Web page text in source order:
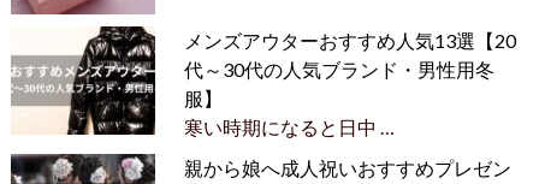
メンズアウターおすすめ人気13選【20
代～30代の人気ブランド・男性用冬
服】
寒い時期になると日中 …
親から娘へ成人祝いおすすめプレゼン